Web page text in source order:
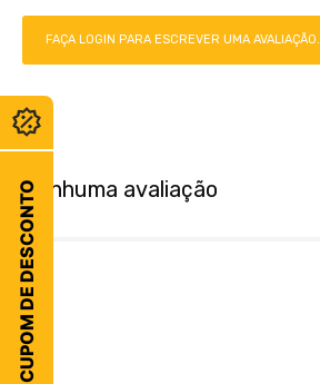
CUPOM DE DESCONTO
FAÇA LOGIN PARA ESCREVER UMA AVALIAÇÃO.
Nenhuma avaliação